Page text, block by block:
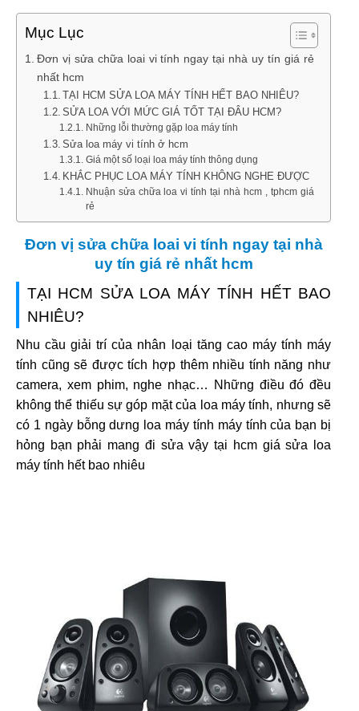
Mục Lục
Đơn vị sửa chữa loai vi tính ngay tại nhà uy tín giá rẻ
nhất hcm
TẠI HCM SỬA LOA MÁY TÍNH HẾT BAO NHIÊU?
SỬA LOA VỚI MỨC GIÁ TỐT TẠI ĐÂU HCM?
Những lỗi thường gặp loa máy tính
Sửa loa máy vi tính ở hcm
Giá một số loại loa máy tính thông dụng
KHẮC PHỤC LOA MÁY TÍNH KHÔNG NGHE ĐƯỢC
Nhuận sửa chữa loa vi tính tại nhà hcm , tphcm giá
rẻ
Đơn vị sửa chữa loai vi tính ngay tại nhà
uy tín giá rẻ nhất hcm
TẠI HCM SỬA LOA MÁY TÍNH HẾT BAO
NHIÊU?
Nhu cầu giải trí của nhân loại tăng cao máy tính máy
tính cũng sẽ được tích hợp thêm nhiều tính năng như
camera, xem phim, nghe nhạc… Những điều đó đều
không thể thiếu sự góp mặt của loa máy tính, nhưng sẽ
có 1 ngày bỗng dưng loa máy tính máy tính của bạn bị
hỏng bạn phải mang đi sửa vậy tại hcm giá sửa loa
máy tính hết bao nhiêu